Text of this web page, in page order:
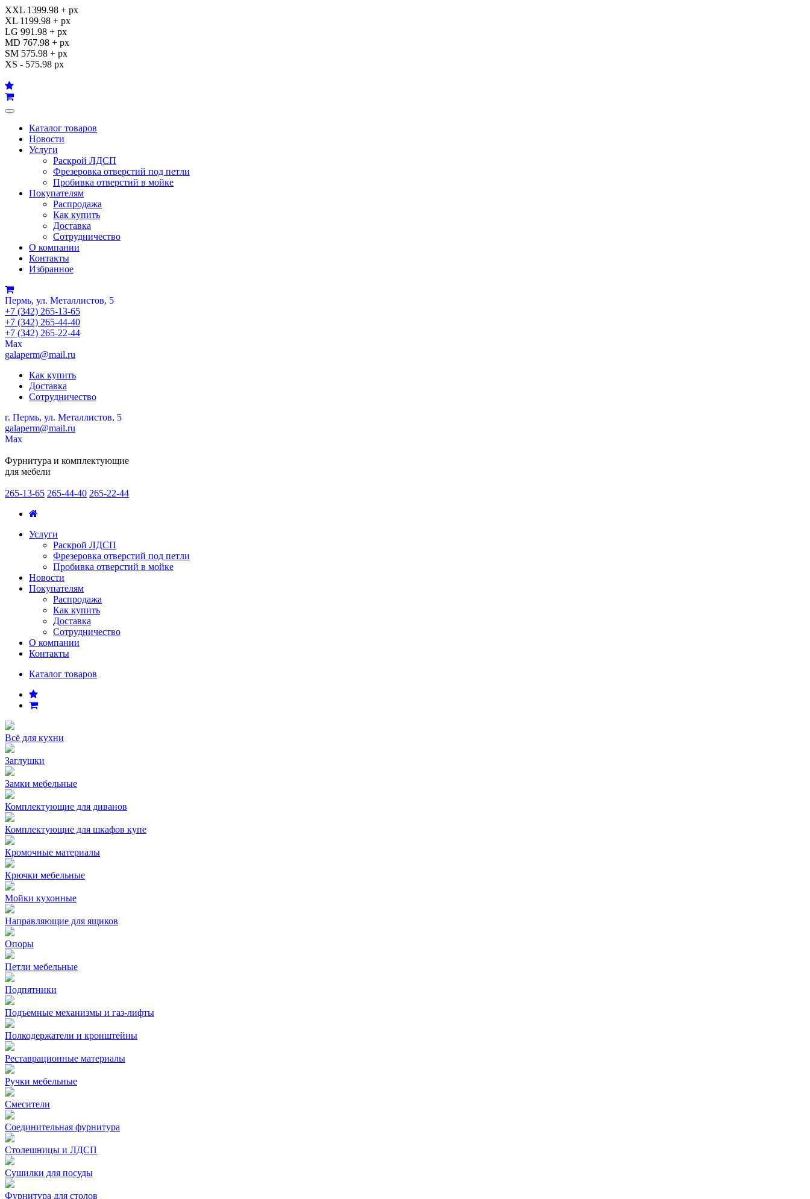
XXL 1399.98 + px
XL 1199.98 + px
LG 991.98 + px
MD 767.98 + px
SM 575.98 + px
XS - 575.98 px
Каталог товаров
Новости
Услуги
Раскрой ЛДСП
Фрезеровка отверстий под петли
Пробивка отверстий в мойке
Покупателям
Распродажа
Как купить
Доставка
Сотрудничество
О компании
Контакты
Избранное
Пермь, ул. Металлистов, 5
+7 (342) 265-13-65
+7 (342) 265-44-40
+7 (342) 265-22-44
Мах
galaperm@mail.ru
Как купить
Доставка
Сотрудничество
г. Пермь, ул. Металлистов, 5
galaperm@mail.ru
Мах
Фурнитура и комплектующие
для мебели
265-13-65 265-44-40 265-22-44
Услуги
Раскрой ЛДСП
Фрезеровка отверстий под петли
Пробивка отверстий в мойке
Новости
Покупателям
Распродажа
Как купить
Доставка
Сотрудничество
О компании
Контакты
Каталог товаров
Всё для кухни
Заглушки
Замки мебельные
Комплектующие для диванов
Комплектующие для шкафов купе
Кромочные материалы
Крючки мебельные
Мойки кухонные
Направляющие для ящиков
Опоры
Петли мебельные
Подпятники
Подъемные механизмы и газ-лифты
Полкодержатели и кронштейны
Реставрационные материалы
Ручки мебельные
Смесители
Соединительная фурнитура
Столешницы и ЛДСП
Сушилки для посуды
Фурнитура для столов